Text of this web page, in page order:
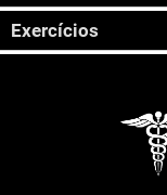
Exercícios